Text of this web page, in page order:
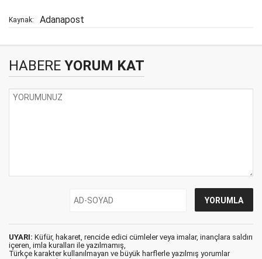
Kaynak: Adanapost
HABERE YORUM KAT
UYARI: Küfür, hakaret, rencide edici cümleler veya imalar, inançlara saldırı
içeren, imla kuralları ile yazılmamış,
Türkçe karakter kullanılmayan ve büyük harflerle yazılmış yorumlar